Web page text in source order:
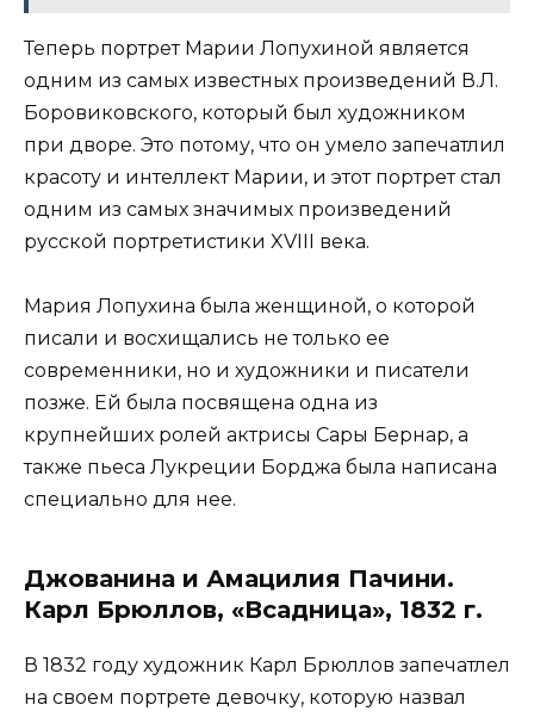
Теперь портрет Марии Лопухиной является
одним из самых известных произведений В.Л.
Боровиковского, который был художником
при дворе. Это потому, что он умело запечатлил
красоту и интеллект Марии, и этот портрет стал
одним из самых значимых произведений
русской портретистики XVIII века.
Мария Лопухина была женщиной, о которой
писали и восхищались не только ее
современники, но и художники и писатели
позже. Ей была посвящена одна из
крупнейших ролей актрисы Сары Бернар, а
также пьеса Лукреции Борджа была написана
специально для нее.
Джованина и Амацилия Пачини.
Карл Брюллов, «Всадница», 1832 г.
В 1832 году художник Карл Брюллов запечатлел
на своем портрете девочку, которую назвал